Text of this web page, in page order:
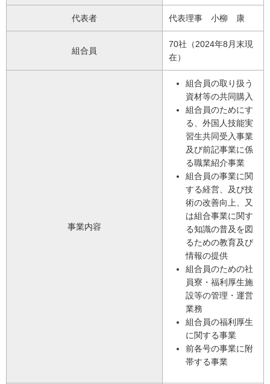
代表者 代表理事 小柳 康
組合員
70社（2024年8月末現
在）
事業内容
組合員の取り扱う
資材等の共同購入
組合員のためにす
る、外国人技能実
習生共同受入事業
及び前記事業に係
る職業紹介事業
組合員の事業に関
する経営、及び技
術の改善向上、又
は組合事業に関す
る知識の普及を図
るための教育及び
情報の提供
組合員のための社
員寮・福利厚生施
設等の管理・運営
業務
組合員の福利厚生
に関する事業
前各号の事業に附
帯する事業